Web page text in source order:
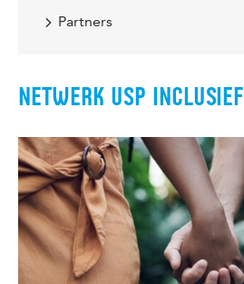
Partners
NETWERK USP INCLUSIEF